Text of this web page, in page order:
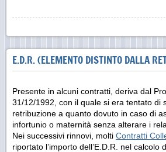
E.D.R. (ELEMENTO DISTINTO DALLA
Presente in alcuni contratti, deriva dal
31/12/1992, con il quale si era tentato di
retribuzione a quanto dovuto in caso di
infortunio o maternità senza alterare i
Nei successivi rinnovi, molti Contratti
riportato l’importo dell’E.D.R. nel calcolo